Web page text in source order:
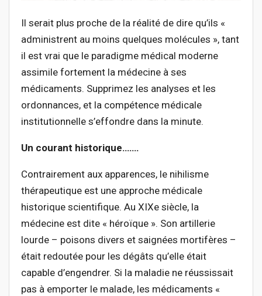
Il serait plus proche de la réalité de dire qu’ils «
administrent au moins quelques molécules », tant
il est vrai que le paradigme médical moderne
assimile fortement la médecine à ses
médicaments. Supprimez les analyses et les
ordonnances, et la compétence médicale
institutionnelle s’effondre dans la minute.
Un courant historique…….
Contrairement aux apparences, le nihilisme
thérapeutique est une approche médicale
historique scientifique. Au XIXe siècle, la
médecine est dite « héroïque ». Son artillerie
lourde – poisons divers et saignées mortifères –
était redoutée pour les dégâts qu’elle était
capable d’engendrer. Si la maladie ne réussissait
pas à emporter le malade, les médicaments «